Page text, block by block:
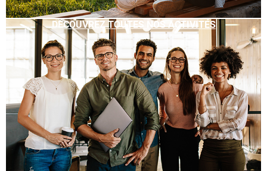
DÉCOUVREZ TOUTES NOS ACTIVITÉS